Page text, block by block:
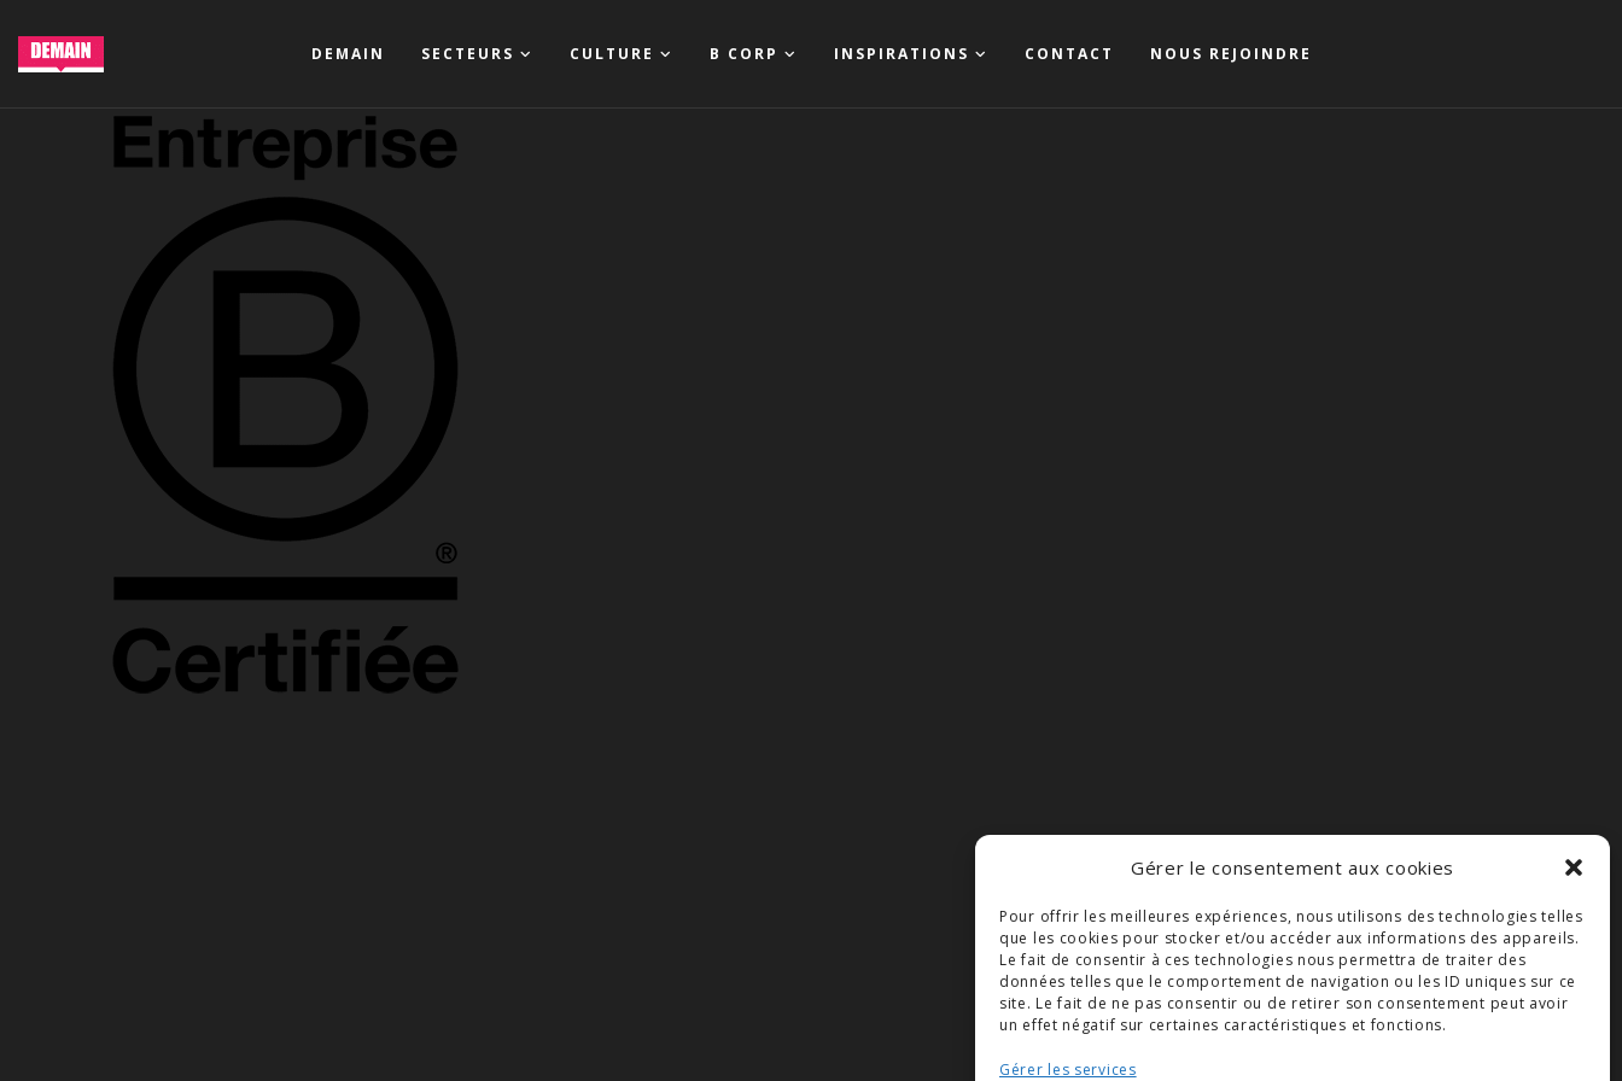
Gérer le consentement aux cookies
Pour offrir les meilleures expériences, nous utilisons des technologies telles
que les cookies pour stocker et/ou accéder aux informations des appareils.
Le fait de consentir à ces technologies nous permettra de traiter des
données telles que le comportement de navigation ou les ID uniques sur ce
site. Le fait de ne pas consentir ou de retirer son consentement peut avoir
un effet négatif sur certaines caractéristiques et fonctions.
Gérer les services
DEMAIN SECTEURS CULTURE B CORP INSPIRATIONS CONTACT NOUS REJOINDRE